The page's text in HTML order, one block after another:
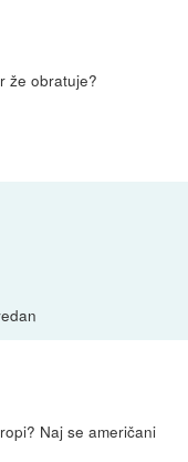
že obratuje?
Naj se američani